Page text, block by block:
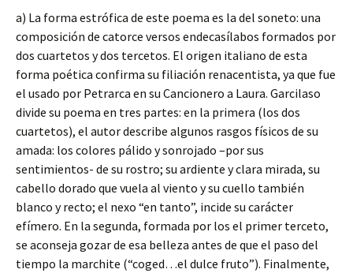
a) La forma estrófica de este poema es la del soneto: una
composición de catorce versos endecasílabos formados por
dos cuartetos y dos tercetos. El origen italiano de esta
forma poética confirma su filiación renacentista, ya que fue
el usado por Petrarca en su Cancionero a Laura. Garcilaso
divide su poema en tres partes: en la primera (los dos
cuartetos), el autor describe algunos rasgos físicos de su
amada: los colores pálido y sonrojado –por sus
sentimientos- de su rostro; su ardiente y clara mirada, su
cabello dorado que vuela al viento y su cuello también
blanco y recto; el nexo “en tanto”, incide su carácter
efímero. En la segunda, formada por los el primer terceto,
se aconseja gozar de esa belleza antes de que el paso del
tiempo la marchite (“coged…el dulce fruto”). Finalmente,